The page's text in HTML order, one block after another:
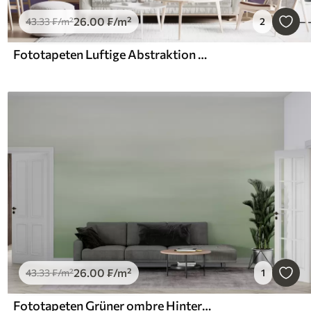
43.33₣/m²26 .00₣/m² 2
Fototapeten Luftige Abstraktion mit durchscheinenden Wellen in einer rosa-lila Farbpalette
43.33₣/m²26.00 ₣/m² 1
Fototapeten Grüner ombre Hintergrund